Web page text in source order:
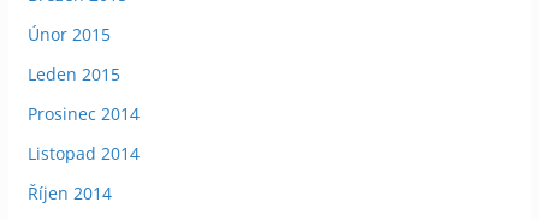
Únor 2015
Leden 2015
Prosinec 2014
Listopad 2014
Říjen 2014